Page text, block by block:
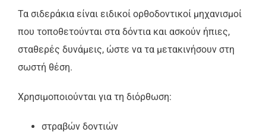
Τα σιδεράκια είναι ειδικοί ορθοδοντικοί μηχανισμοί
που τοποθετούνται στα δόντια και ασκούν ήπιες,
σταθερές δυνάμεις, ώστε να τα μετακινήσουν στη
σωστή θέση.
Χρησιμοποιούνται για τη διόρθωση:
στραβών δοντιών